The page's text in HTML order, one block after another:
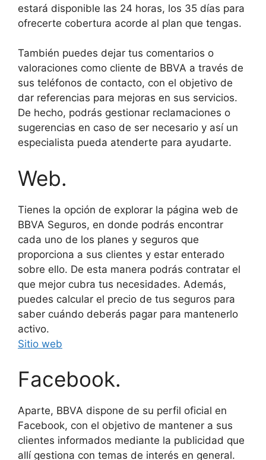
estará disponible las 24 horas, los 35 días para
ofrecerte cobertura acorde al plan que tengas.
También puedes dejar tus comentarios o
valoraciones como cliente de BBVA a través de
sus teléfonos de contacto, con el objetivo de
dar referencias para mejoras en sus servicios.
De hecho, podrás gestionar reclamaciones o
sugerencias en caso de ser necesario y así un
especialista pueda atenderte para ayudarte.
Web.
Tienes la opción de explorar la página web de
BBVA Seguros, en donde podrás encontrar
cada uno de los planes y seguros que
proporciona a sus clientes y estar enterado
sobre ello. De esta manera podrás contratar el
que mejor cubra tus necesidades. Además,
puedes calcular el precio de tus seguros para
saber cuándo deberás pagar para mantenerlo
activo.
Sitio web
Facebook.
Aparte, BBVA dispone de su perfil oficial en
Facebook, con el objetivo de mantener a sus
clientes informados mediante la publicidad que
allí gestiona con temas de interés en general.